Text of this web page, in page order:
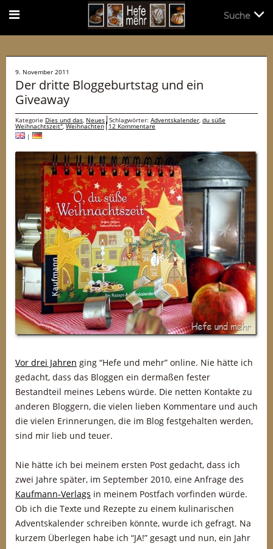
9. November 2011
Der dritte Bloggeburtstag und ein
Giveaway
Kategorie Dies und das, Neues Schlagwörter: Adventskalender, du süße
Weihnachtszeit",Weihnachten 12 Kommentare
|
Vor drei Jahren ging “Hefe und mehr” online. Nie hätte ich
gedacht, dass das Bloggen ein dermaßen fester
Bestandteil meines Lebens würde. Die netten Kontakte zu
anderen Bloggern, die vielen lieben Kommentare und auch
die vielen Erinnerungen, die im Blog festgehalten werden,
sind mir lieb und teuer.
Nie hätte ich bei meinem ersten Post gedacht, dass ich
zwei Jahre später, im September 2010, eine Anfrage des
Kaufmann-Verlags in meinem Postfach vorfinden würde.
Ob ich die Texte und Rezepte zu einem kulinarischen
Adventskalender schreiben könnte, wurde ich gefragt. Na
kurzem Überlegen habe ich “JA!” gesagt und nun, ein Jahr
Suche
Suche